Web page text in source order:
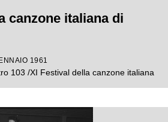
canzone italiana di
1961
103 /XI Festival della canzone italiana